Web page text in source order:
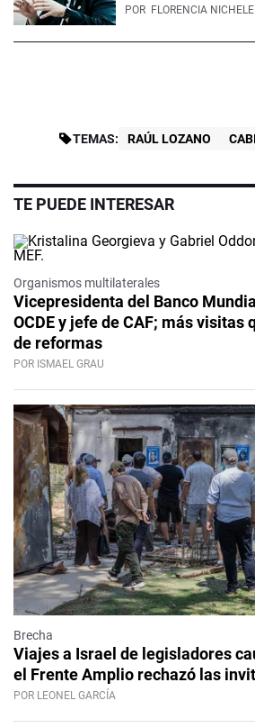
POR FLORENCIA NICHELE
TEMAS: RAÚL LOZANO
TE PUEDE INTERESAR
Organismos multilaterales
Vicepresidenta del Banco
OCDE y jefe de CAF; más visitas
de reformas
POR ISMAEL GRAU
Brecha
Viajes a Israel de legisladores
el Frente Amplio rechazó las
POR LEONEL GARCÍA